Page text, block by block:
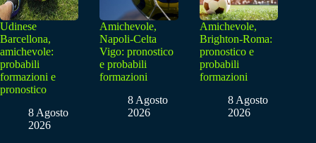
Udinese
Barcellona,
amichevole:
probabili
formazioni e
pronostico
8 Agosto
2026
Amichevole,
Napoli-Celta
Vigo: pronostico
e probabili
formazioni
8 Agosto
2026
Amichevole,
Brighton-Roma:
pronostico e
probabili
formazioni
8 Agosto
2026